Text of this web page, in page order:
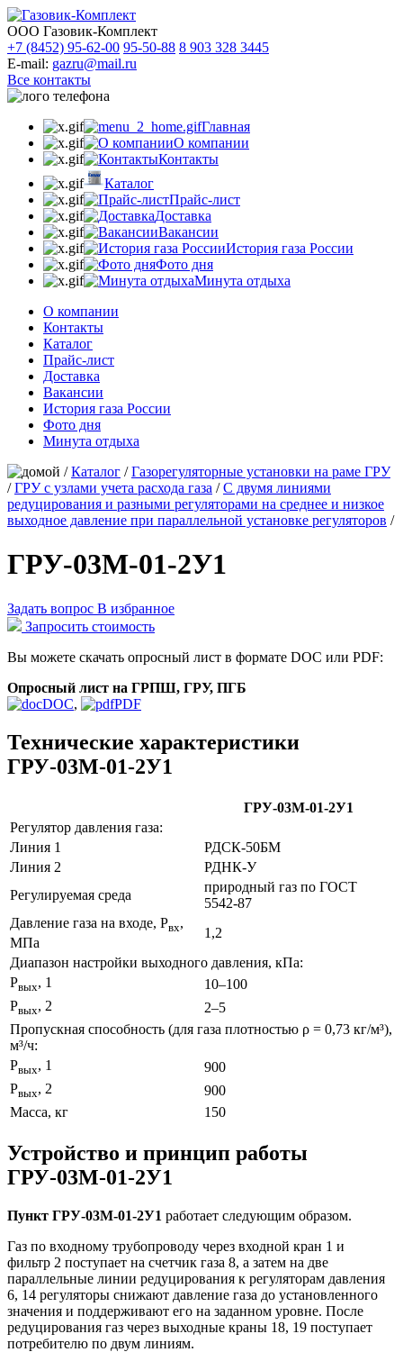
ООО Газовик-Комплект
+7 (8452) 95-62-00 95-50-88 8 903 328 3445
E-mail: gazru@mail.ru
Все контакты
Главная
О компании
Контакты
Каталог
Прайс-лист
Доставка
Вакансии
История газа России
Фото дня
Минута отдыха
О компании
Контакты
Каталог
Прайс-лист
Доставка
Вакансии
История газа России
Фото дня
Минута отдыха
/Каталог /Газорегуляторные установки на раме ГРУ
/ГРУ с узлами учета расхода газа /С двумя линиями
редуцирования и разными регуляторами на среднее и низкое
выходное давление при параллельной установке регуляторов /
ГРУ-03М-01-2У1
Задать вопрос В избранное
Запросить стоимость
Вы можете скачать опросный лист в формате DOC или PDF:
Опросный лист на ГРПШ, ГРУ, ПГБ
DOC, PDF
Технические характеристики
ГРУ-03М-01-2У1
ГРУ-03М-01-2У1
Регулятор давления газа:
Линия 1
РДСК-50БМ
Линия 2
РДНК-У
Регулируемая среда
природный газ по ГОСТ
5542-87
Давление газа на входе, Рвх,
МПа
1,2
Диапазон настройки выходного давления, кПа:
Рвых, 1
10–100
Рвых, 2
2–5
Пропускная способность (для газа плотностью ρ = 0,73 кг/м³),
м³/ч:
Рвых, 1
900
Рвых, 2
900
Масса, кг
150
Устройство и принцип работы
ГРУ-03М-01-2У1
Пункт ГРУ-03М-01-2У1 работает следующим образом.
Газ по входному трубопроводу через входной кран 1 и
фильтр 2 поступает на счетчик газа 8, а затем на две
параллельные линии редуцирования к регуляторам давления
6, 14 регуляторы снижают давление газа до установленного
значения и поддерживают его на заданном уровне. После
редуцирования газ через выходные краны 18, 19 поступает
потребителю по двум линиям.